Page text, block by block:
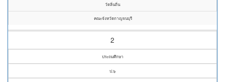
วัดลิ่นถิ่น
คณะจังหวัดกาญจนบุรี
2
ประถมศึกษา
ป.๖